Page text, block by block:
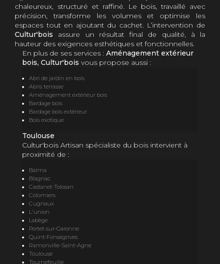
chaleureux, structuré et raffiné. Le bois, travaillé avec
précision, transforme les volumes et optimise les
espaces tout en ajoutant du cachet. L’intervention de
Cultur'bois assure un résultat final de qualité, à la
hauteur des exigences esthétiques et fonctionnelles.
En plus de ses services : Aménagement extérieur
bois, Cultur'bois vous propose aussi :
Abri de jardin en bois
Abris terrasse
Aménagement extérieur bois
Bardage bois
Bardage bois extérieur
Bois exotique
Toulouse
Cultur'bois Artisan spécialiste du bois intervient à
proximité de :
Balma
Blagnac
Castanet-Tolosan
Colomiers
Cugnaux
L'union
Labège
Portet-sur-Garonne
Quint-Fonsegrives
Ramonville-Saint-Agne
Toulouse
Tournefeuille